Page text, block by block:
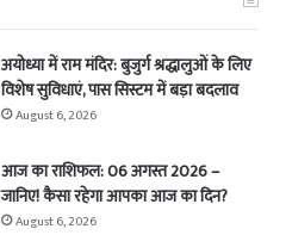
अयोध्या में राम मंदिर: बुजुर्ग श्रद्धालुओं के लिए
विशेष सुविधाएं, पास सिस्टम में बड़ा बदलाव
August 6, 2026
आज का राशिफल: 06 अगस्त 2026 –
जानिए! कैसा रहेगा आपका आज का दिन?
August 6, 2026